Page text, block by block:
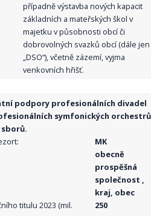
případně výstavba nových kapacit
základních a mateřských škol v
majetku v působnosti obcí či
dobrovolných svazků obcí (dále jen
„DSO“), včetně zázemí, vyjma
venkovních hřišť.
podpory profesionálních divadel
symfonických orchestrů
sborů.
MK
obecně
prospěšná
společnost ,
kraj, obec
titulu 2023 (mil.
250